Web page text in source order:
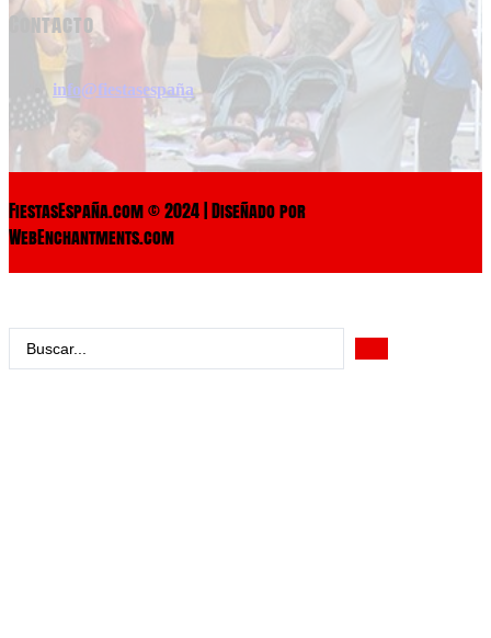
Contacto
info@fiestasespaña
FiestasEspaña.com © 2024 | Diseñado por
WebEnchantments.com